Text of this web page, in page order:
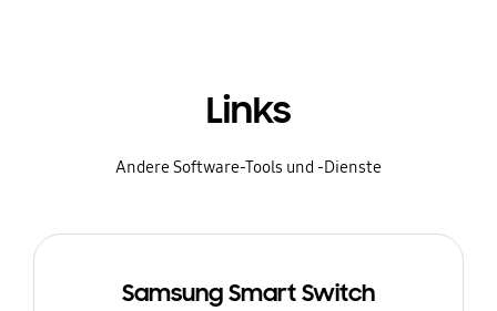
Links
Andere Software-Tools und -Dienste
Samsung Smart Switch